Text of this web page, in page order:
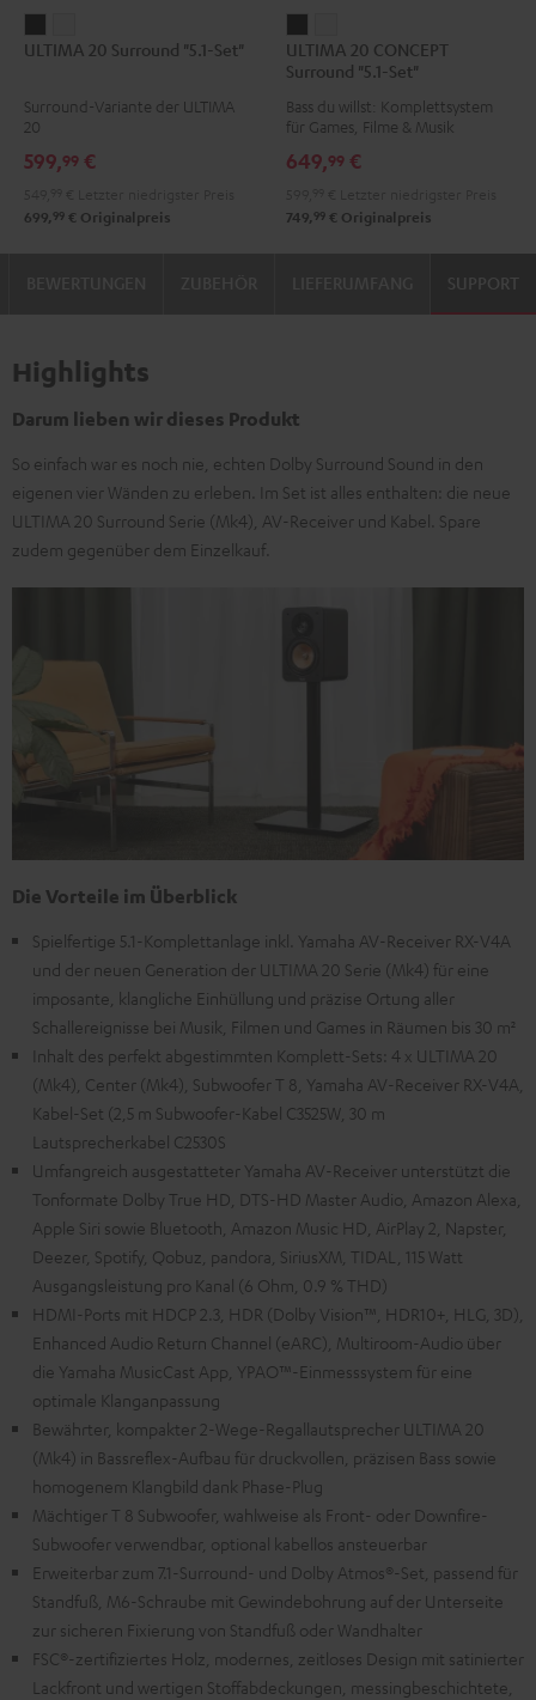
20
"5.1-
Schwarz
20
"5.1-
Weiß
ULTIMA 20 Surround "5.1-Set"
Surround-Variante der ULTIMA
20
599,99 €
699, 99 € Originalpreis
20
CONCEPT
Surround
Set"
20
CONCEPT
Surround
"5.1-
Set"
ULTIMA 20 CONCEPT
Surround "5.1-Set"
Bass du willst: Komplettsystem
für Games, Filme & Musik
649,99 €
749, 99 € Originalpreis
SUPPORT
Highlights
Darum lieben wir dieses Produkt
So einfach war es noch nie, echten Dolby Surround Sound in den
eigenen vier Wänden zu erleben. Im Set ist alles enthalten: die neue
ULTIMA 20 Surround Serie (Mk4), AV-Receiver und Kabel. Spare
zudem gegenüber dem Einzelkauf.
Die Vorteile im Überblick
Spielfertige 5.1-Komplettanlage inkl. Yamaha AV-Receiver RX-V4A
und der neuen Generation der ULTIMA 20 Serie (Mk4) für eine
imposante, klangliche Einhüllung und präzise Ortung aller
Schallereignisse bei Musik, Filmen und Games in Räumen bis 30 m²
Inhalt des perfekt abgestimmten Komplett-Sets: 4 x ULTIMA 20
(Mk4), Center (Mk4), Subwoofer T 8, Yamaha AV-Receiver RX-V4A,
Kabel-Set (2,5 m Subwoofer-Kabel C3525W, 30 m
Lautsprecherkabel C2530S
Umfangreich ausgestatteter Yamaha AV-Receiver unterstützt die
Tonformate Dolby True HD, DTS-HD Master Audio, Amazon Alexa,
Apple Siri sowie Bluetooth, Amazon Music HD, AirPlay 2, Napster,
Deezer, Spotify, Qobuz, pandora, SiriusXM, TIDAL, 115 Watt
Ausgangsleistung pro Kanal (6 Ohm, 0.9 % THD)
HDMI-Ports mit HDCP 2.3, HDR (Dolby Vision™, HDR10+, HLG, 3D),
Enhanced Audio Return Channel (eARC), Multiroom-Audio über
die Yamaha MusicCast App, YPAO™-Einmesssystem für eine
optimale Klanganpassung
Bewährter, kompakter 2-Wege-Regallautsprecher ULTIMA 20
(Mk4) in Bassreflex-Aufbau für druckvollen, präzisen Bass sowie
homogenem Klangbild dank Phase-Plug
Mächtiger T 8 Subwoofer, wahlweise als Front- oder Downfire-
Subwoofer verwendbar, optional kabellos ansteuerbar
Erweiterbar zum 7.1-Surround- und Dolby Atmos®-Set, passend für
Standfuß, M6-Schraube mit Gewindebohrung auf der Unterseite
zur sicheren Fixierung von Standfuß oder Wandhalter
FSC®-zertifiziertes Holz, modernes, zeitloses Design mit satinierter
Lackfront und wertigen Stoffabdeckungen, messingbeschichtete,